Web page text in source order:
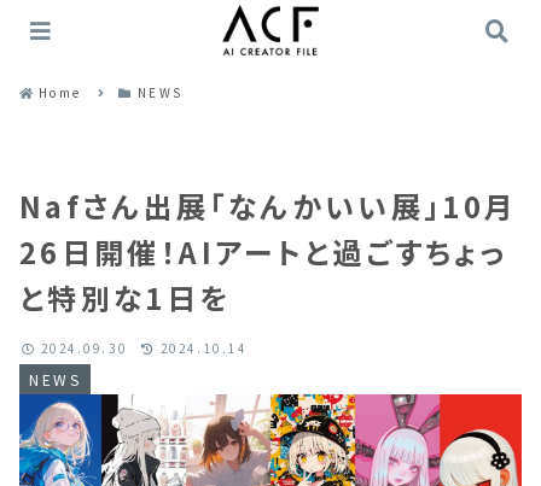
Home NEWS
Nafさん出展「なんかいい展」10月
26日開催！AIアートと過ごすちょっ
と特別な1日を
NEWS
2024.09.30 2024.10.14